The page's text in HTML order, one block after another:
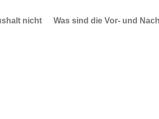
nicht
Was sind die Vor- und